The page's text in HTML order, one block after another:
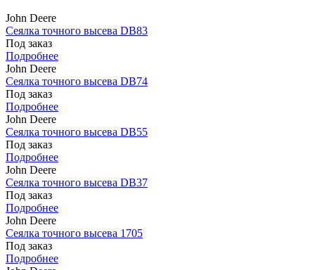
John Deere
Сеялка точного высева DB83
Под заказ
Подробнее
John Deere
Сеялка точного высева DB74
Под заказ
Подробнее
John Deere
Сеялка точного высева DB55
Под заказ
Подробнее
John Deere
Сеялка точного высева DB37
Под заказ
Подробнее
John Deere
Сеялка точного высева 1705
Под заказ
Подробнее